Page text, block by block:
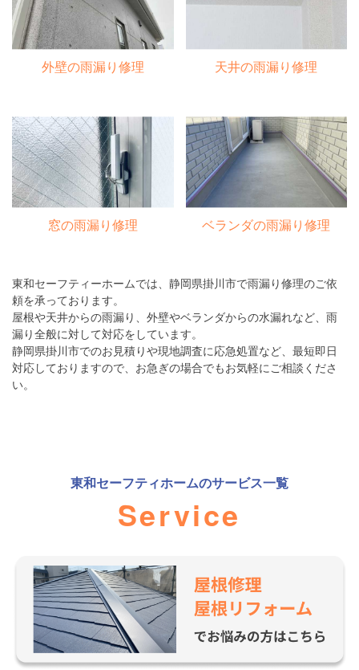
外壁の雨漏り修理 天井の雨漏り修理
窓の雨漏り修理 ベランダの雨漏り修理
東和セーフティーホームでは、静岡県掛川市で雨漏り修理のご依
頼を承っております。
屋根や天井からの雨漏り、外壁やベランダからの水漏れなど、雨
漏り全般に対して対応をしています。
静岡県掛川市でのお見積りや現地調査に応急処置など、最短即日
対応しておりますので、お急ぎの場合でもお気軽にご相談くださ
い。
東和セーフティホームのサービス一覧
Service